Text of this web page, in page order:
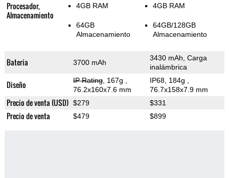
Procesador,
Almacenamiento
4GB RAM
64GB
Almacenamiento
4GB RAM
64GB/128GB
Almacenamiento
Bateria 3700 mAh
3430 mAh, Carga
inalámbrica
Diseño IP Rating, 167g
76.2x160x7.6 mm
IP68, 184g
76.7x158x7.9 mm
Precio de venta (USD) $279 $331
Precio de venta $479 $899